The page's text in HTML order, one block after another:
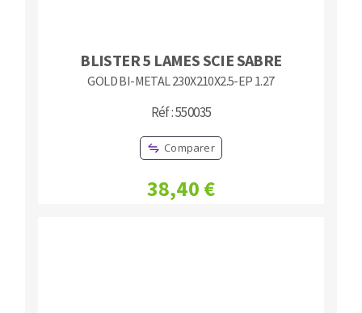
BLISTER 5 LAMES SCIE SABRE
GOLD BI-METAL 230X210X2.5-EP 1.27
Réf : 550035
Comparer
38,40 €